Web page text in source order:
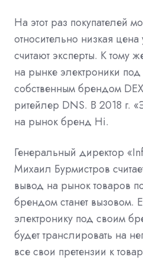
На этот раз покупателей
относительно низкая
считают эксперты. К тому
на рынке электроники
собственным брендом
ритейлер DNS. В 2018 г.
на рынок бренд Hi.
Генеральный директор
Михаил Бурмистров
вывод на рынок товаров
брендом станет вызовом.
электронику под своим
будет транслировать на
все свои претензии к